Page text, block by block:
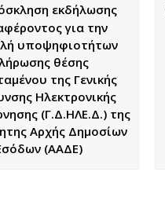
εκδήλωσης
για την
υποψηφιοτήτων
θέσης
της Γενικής
Ηλεκτρονικής
(Γ.Δ.ΗΛΕ.Δ.) της
Αρχής Δημοσίων
(ΑΑΔΕ)